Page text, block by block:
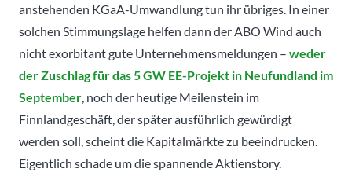
anstehenden KGaA-Umwandlung tun ihr übriges. In einer
solchen Stimmungslage helfen dann der ABO Wind auch
nicht exorbitant gute Unternehmensmeldungen – weder
der Zuschlag für das 5 GW EE-Projekt in Neufundland im
September, noch der heutige Meilenstein im
Finnlandgeschäft, der später ausführlich gewürdigt
werden soll, scheint die Kapitalmärkte zu beeindrucken.
Eigentlich schade um die spannende Aktienstory.